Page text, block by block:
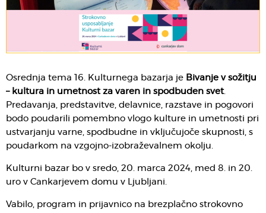
Osrednja tema 16. Kulturnega bazarja je Bivanje v sožitju
– kultura in umetnost za varen in spodbuden svet.
Predavanja, predstavitve, delavnice, razstave in pogovori
bodo poudarili pomembno vlogo kulture in umetnosti pri
ustvarjanju varne, spodbudne in vključujoče skupnosti, s
poudarkom na vzgojno-izobraževalnem okolju.
Kulturni bazar bo v sredo, 20. marca 2024, med 8. in 20.
uro v Cankarjevem domu v Ljubljani.
Vabilo, program in prijavnico na brezplačno strokovno